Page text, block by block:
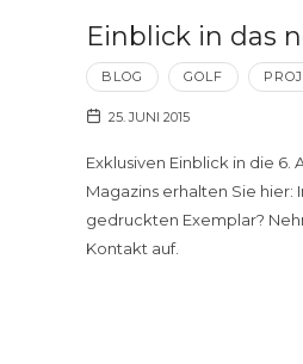
Einblick in das
BLOG GOLF
25. JUNI 2015
Exklusiven Einblick in die 6.
Magazins erhalten Sie hier:
gedruckten Exemplar?
Kontakt auf.